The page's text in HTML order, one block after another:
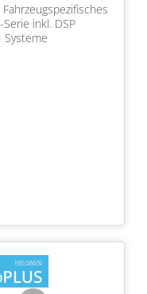
inkl. DSP
Systeme